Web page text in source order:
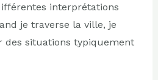
interprétations
je traverse la ville, je
des situations typiquement